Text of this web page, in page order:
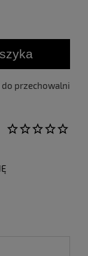
do przechowalni